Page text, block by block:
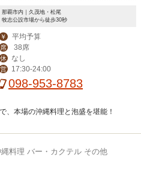
那覇市内｜久茂地・松尾
牧志公設市場から徒歩30秒
￥ 平均予算
席 38席
休 なし
営 17:30-24:00
098-953-8783
、本場の沖縄料理と泡盛を堪能！
料理 バー・カクテル その他